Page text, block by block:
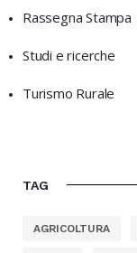
Rassegna Stampa
Studi e ricerche
Turismo Rurale
TAG
AGRICOLTURA